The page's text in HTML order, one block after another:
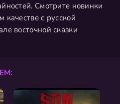
Смотрите новинки
качестве с русской
восточной сказки